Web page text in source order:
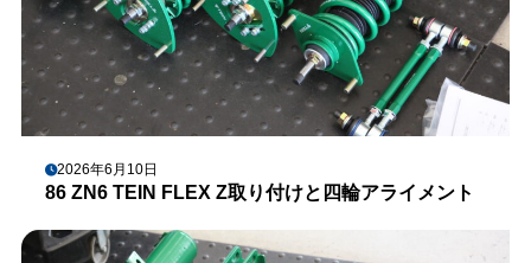
2026年6月10日
86 ZN6 TEIN FLEX Z取り付けと四輪アライメント